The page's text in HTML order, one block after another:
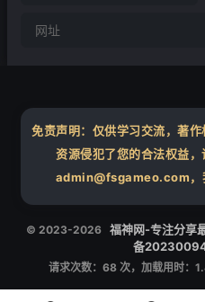
免责声明：仅供学习交流，著
资源侵犯了您的合法权益
admin@fsgameo.com，
© 2023-2026 福神网-专注分享
备
请求次数：68 次，加载用时：